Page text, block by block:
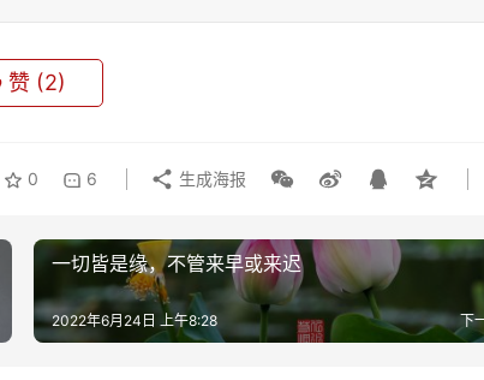
赞 (2)
0 6 生成海报
一切皆是缘，不管来早或来迟
下
2022年6月24日 上午8:28